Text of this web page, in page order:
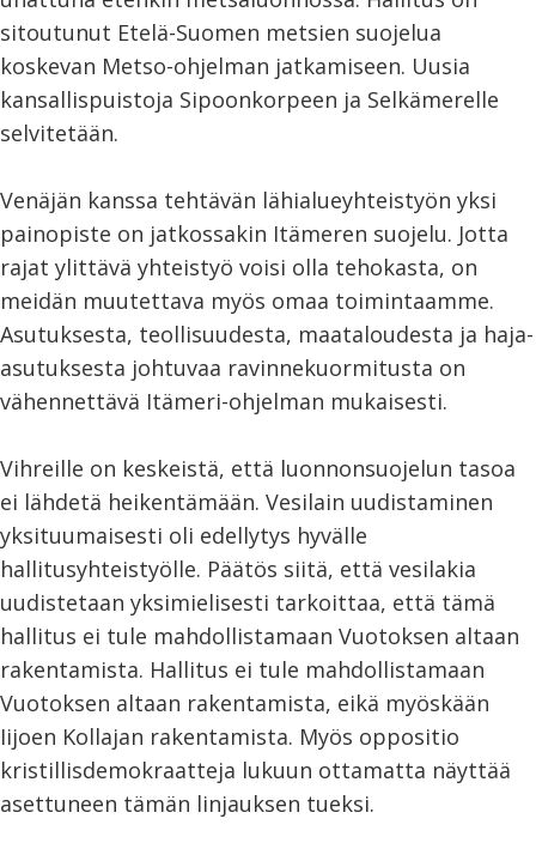
sitoutunut Etelä-Suomen metsien suojelua
koskevan Metso-ohjelman jatkamiseen. Uusia
kansallispuistoja Sipoonkorpeen ja Selkämerelle
selvitetään.
Venäjän kanssa tehtävän lähialueyhteistyön yksi
painopiste on jatkossakin Itämeren suojelu. Jotta
rajat ylittävä yhteistyö voisi olla tehokasta, on
meidän muutettava myös omaa toimintaamme.
Asutuksesta, teollisuudesta, maataloudesta ja haja-
asutuksesta johtuvaa ravinnekuormitusta on
vähennettävä Itämeri-ohjelman mukaisesti.
Vihreille on keskeistä, että luonnonsuojelun tasoa
ei lähdetä heikentämään. Vesilain uudistaminen
yksituumaisesti oli edellytys hyvälle
hallitusyhteistyölle. Päätös siitä, että vesilakia
uudistetaan yksimielisesti tarkoittaa, että tämä
hallitus ei tule mahdollistamaan Vuotoksen altaan
rakentamista. Hallitus ei tule mahdollistamaan
Vuotoksen altaan rakentamista, eikä myöskään
Iijoen Kollajan rakentamista. Myös oppositio
kristillisdemokraatteja lukuun ottamatta näyttää
asettuneen tämän linjauksen tueksi.